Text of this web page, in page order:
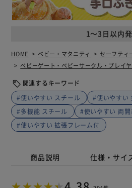
1～3日以内
HOME ベビー・マタニティ
セーフティ
ベビーゲート・ベビーサークル・プレイ
関連するキーワード
#使いやすい スチール
#使いやすい
#多機能 スチール
#使いやすい 両開
#使いやすい 拡張フレーム付
商品説明 仕様・サイ